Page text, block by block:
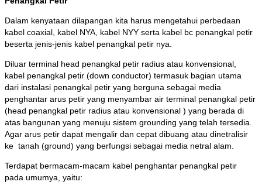
Dalam kenyataan dilapangan kita harus mengetahui perbedaan
kabel coaxial, kabel NYA, kabel NYY serta kabel bc penangkal petir
beserta jenis-jenis kabel penangkal petir nya.
Diluar terminal head penangkal petir radius atau konvensional,
kabel penangkal petir (down conductor) termasuk bagian utama
dari instalasi penangkal petir yang berguna sebagai media
penghantar arus petir yang menyambar air terminal penangkal petir
(head penangkal petir radius atau konvensional ) yang berada di
atas bangunan yang menuju sistem grounding yang telah tersedia.
Agar arus petir dapat mengalir dan cepat dibuang atau dinetralisir
ke tanah (ground) yang berfungsi sebagai media netral alam.
Terdapat bermacam-macam kabel penghantar penangkal petir
pada umumya, yaitu: